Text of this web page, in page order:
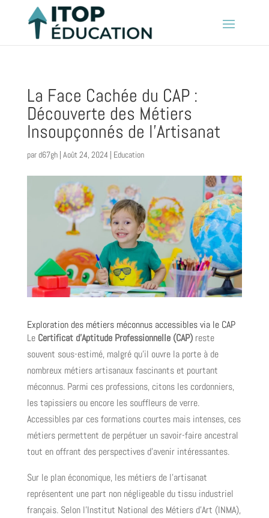
La Face Cachée du CAP :
Découverte des Métiers
Insoupçonnés de l’Artisanat
pard67gh| Août 24, 2024 | Education
Exploration des métiers méconnus accessibles via le CAP
Le Certificat d’Aptitude Professionnelle (CAP)reste
souvent sous-estimé, malgré qu’il ouvre la porte à de
nombreux métiers artisanaux fascinants et pourtant
méconnus. Parmi ces professions, citons les cordonniers,
les tapissiers ou encore les souffleurs de verre.
Accessibles par ces formations courtes mais intenses, ces
métiers permettent de perpétuer un savoir-faire ancestral
tout en offrant des perspectives d’avenir intéressantes.
Sur le plan économique, les métiers de l’artisanat
représentent une part non négligeable du tissu industriel
français. Selon l’Institut National des Métiers d’Art (INMA),